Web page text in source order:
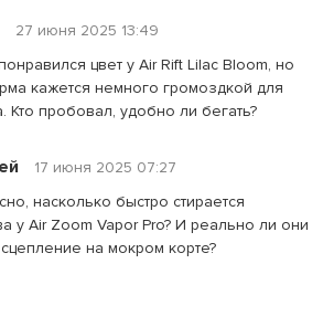
27 июня 2025 13:49
цвет у Air Rift Lilac Bloom, но
кажется немного громоздкой для
Кто пробовал, удобно ли бегать?
17 июня 2025 07:27
насколько быстро стирается
у Air Zoom Vapor Pro? И реально ли они
на мокром корте?